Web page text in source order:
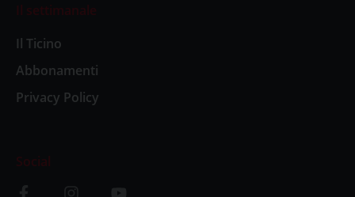
Il settimanale
Il Ticino
Abbonamenti
Privacy Policy
Social